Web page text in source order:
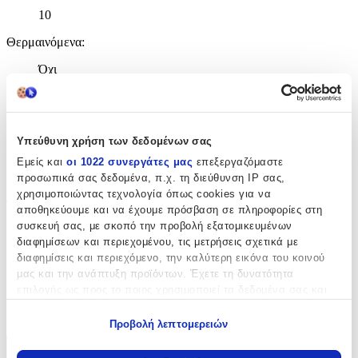
Υπεύθυνη χρήση των δεδομένων σας
Εμείς και οι 1022 συνεργάτες μας επεξεργαζόμαστε
προσωπικά σας δεδομένα, π.χ. τη διεύθυνση IP σας,
χρησιμοποιώντας τεχνολογία όπως cookies για να
αποθηκεύουμε και να έχουμε πρόσβαση σε πληροφορίες στη
συσκευή σας, με σκοπό την προβολή εξατομικευμένων
διαφημίσεων και περιεχομένου, τις μετρήσεις σχετικά με
διαφημίσεις και περιεχόμενο, την καλύτερη εικόνα του κοινού
μας και την ανάπτυξη προϊόντων. Έχετε τη δυνατότητα
Προβολή λεπτομερειών
10
Θερμαινόμενα:
Όχι
Μπικουτί
Όχι
Τρίχινα:
Όχι
Διάμετρος (ρόλεϊ):